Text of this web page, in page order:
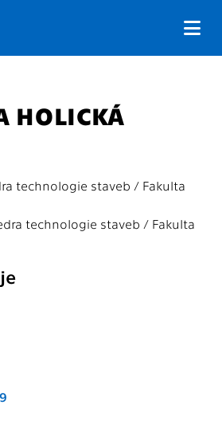
HOLICKÁ
technologie staveb / Fakulta
technologie staveb / Fakulta